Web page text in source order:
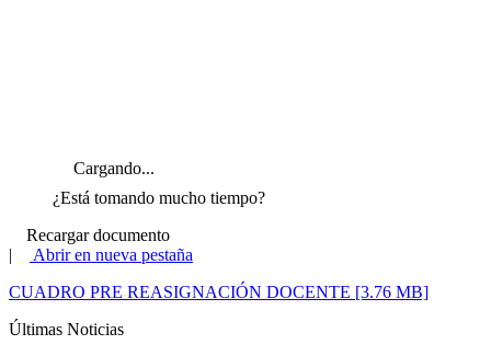
Cargando...
¿Está tomando mucho tiempo?
Recargar documento
|
Abrir en nueva pestaña
CUADRO PRE REASIGNACIÓN DOCENTE [3.76 MB]
Últimas Noticias